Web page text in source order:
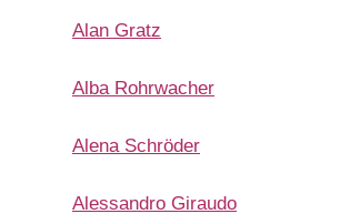
Alan Gratz
Alba Rohrwacher
Alena Schröder
Alessandro Giraudo